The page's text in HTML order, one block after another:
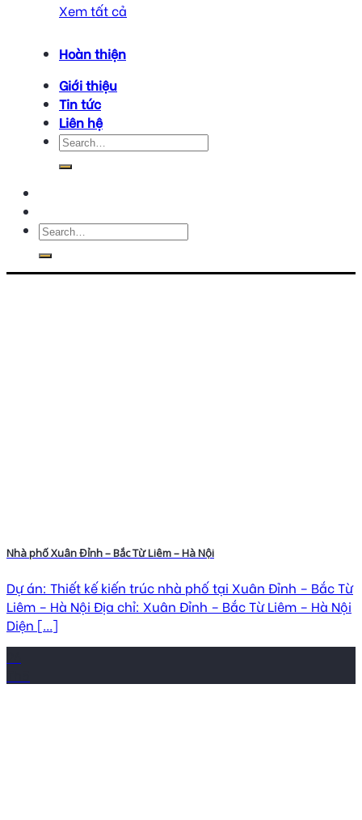
Xem tất cả
Hoàn thiện
Giới thiệu
Tin tức
Liên hệ
Nhà phố Xuân Đỉnh – Bắc Từ Liêm – Hà Nội
Dự án: Thiết kế kiến trúc nhà phố tại Xuân Đỉnh – Bắc Từ
Liêm – Hà Nội Địa chỉ: Xuân Đỉnh – Bắc Từ Liêm – Hà Nội
Diện [...]